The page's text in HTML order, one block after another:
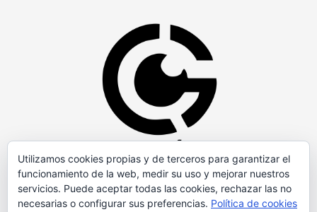
Utilizamos cookies propias y de terceros para garantizar el
funcionamiento de la web, medir su uso y mejorar nuestros
servicios. Puede aceptar todas las cookies, rechazar las no
necesarias o configurar sus preferencias. Política de cookies